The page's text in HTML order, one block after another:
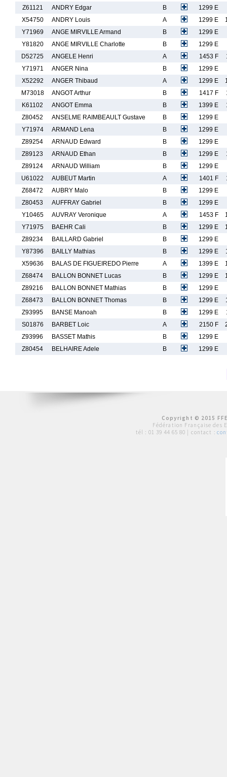
Z61121
ANDRY Edgar B
1299 E
X54750
ANDRY Louis A 1299 E
Y71969
ANGE MIRVILLE Armand B
1299 E
Y81820
ANGE MIRVILLE Charlotte B
1299 E
D52725
ANGELE Henri A 1453 F
Y71971
ANGER Nina B
1299 E
X52292
ANGER Thibaud A 1299 E
M73018
ANGOT Arthur B 1417 F
K61102
ANGOT Emma B 1399 E
Z80452
ANSELME RAIMBEAULT Gustave B
1299 E
Y71974
ARMAND Lena B
1299 E
Z89254
ARNAUD Edward B
1299 E
Z89123
ARNAUD Ethan B 1299 E
Z89124
ARNAUD William B
1299 E
U61022
AUBEUT Martin A 1401 F
Z68472
AUBRY Malo B
1299 E
Z80453
AUFFRAY Gabriel B
1299 E
Y10465
AUVRAY Veronique A 1453 F
Y71975
BAEHR Cali B 1299 E
Z89234
BAILLARD Gabriel B
1299 E
Y87396
BAILLY Mathias B 1299 E
X59636
BALAS DE FIGUEIREDO Pierre A 1399 E
Z68474
BALLON BONNET Lucas B 1299 E
Z89216
BALLON BONNET Mathias B
1299 E
Z68473
BALLON BONNET Thomas B 1299 E
Z93995
BANSE Manoah B 1299 E
S01876
BARBET Loic A 2150 F
Z93996
BASSET Mathis B
1299 E
Z80454
BELHAIRE Adele B 1299 E
Copyright © 2015
Fédération Française des
tél : 01 39 44 65 80 | contact :